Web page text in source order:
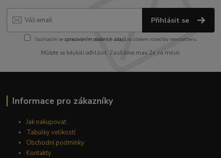
Přihlásit se
Souhlasím se zpracováním osobních údajůza účelem rozesílky newsletteru.
Můžete se kdykoli odhlásit. Zasíláme max.2x za měsíc
Informace pro zákazníky
Jak nakupovat
Tabulky velikostí
Obchodní podmínky
Kontakty